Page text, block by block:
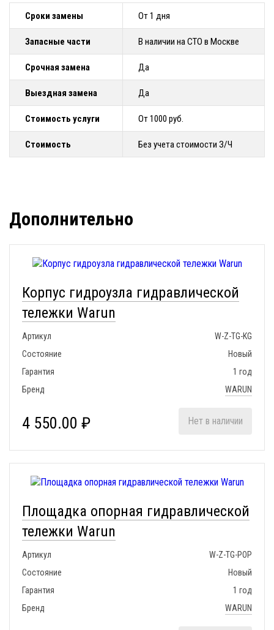
Сроки замены От 1 дня
Запасные части В наличии на СТО в Москве
Срочная замена Да
Выездная замена Да
Стоимость услуги От 1000 руб.
Стоимость Без учета стоимости З/Ч
Дополнительно
Корпус гидроузла гидравлической
тележки Warun
Артикул
W-Z-TG-KG
Состояние
Новый
Гарантия
1 год
Бренд
WARUN
4 550.00 ₽ Нет в наличии
Площадка опорная гидравлической
тележки Warun
Артикул
W-Z-TG-POP
Состояние
Новый
Гарантия
1 год
Бренд
WARUN